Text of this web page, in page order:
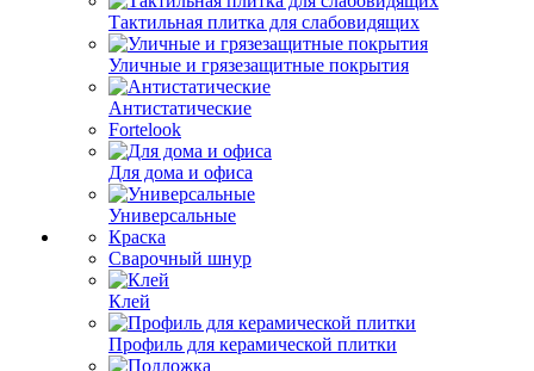
Тактильная плитка для слабовидящих
Уличные и грязезащитные покрытия
Антистатические
Fortelook
Для дома и офиса
Универсальные
Краска
Сварочный шнур
Клей
Профиль для керамической плитки